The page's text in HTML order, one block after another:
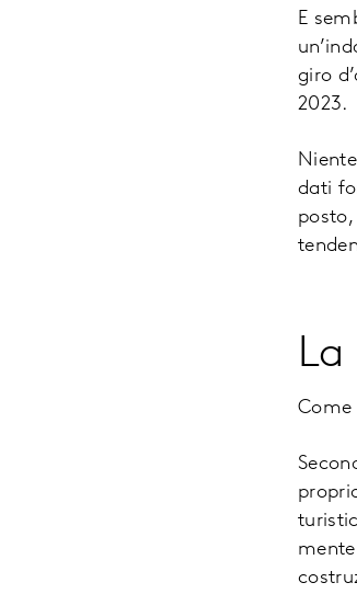
E
giro
2023.
dati